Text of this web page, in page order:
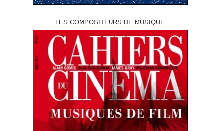
LES COMPOSITEURS DE MUSIQUE